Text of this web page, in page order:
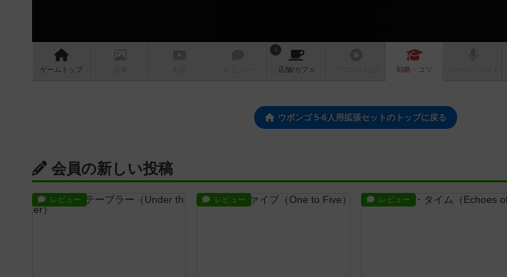
ゲーム トップ
1
店舗/カフェ 戦略 ・コツ
ウボンゴ 5-6人用拡張セットのトップに戻る
会員の新しい投稿
レビュー レビュー レビュー